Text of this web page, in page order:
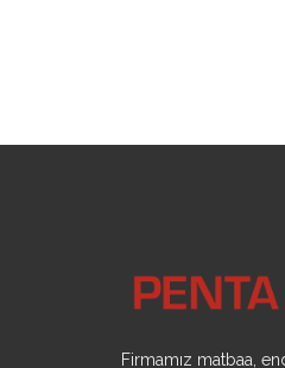
Firmamız matbaa,